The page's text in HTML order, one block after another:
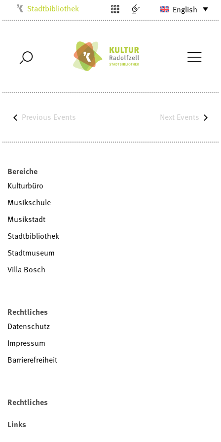
Musikschule
Stadtmuseum
Stadtbibliothek
Villa Bosch
English
Previous Events Next Events
Bereiche
Kulturbüro
Musikschule
Musikstadt
Stadtbibliothek
Stadtmuseum
Villa Bosch
Rechtliches
Datenschutz
Impressum
Barrierefreiheit
Rechtliches
Links